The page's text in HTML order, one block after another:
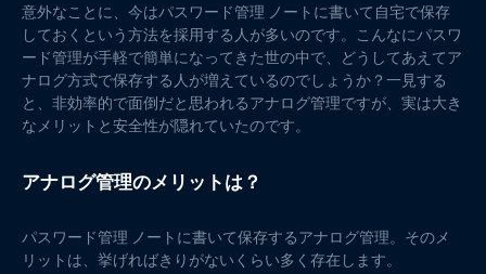
意外なことに、今はパスワード管理 ノートに書いて自宅で保存
しておくという方法を採用する人が多いのです。こんなにパスワ
ード管理が手軽で簡単になってきた世の中で、どうしてあえてア
ナログ方式で保存する人が増えているのでしょうか？一見する
と、非効率的で面倒だと思われるアナログ管理ですが、実は大き
なメリットと安全性が隠れていたのです。
アナログ管理のメリットは？
パスワード管理 ノートに書いて保存するアナログ管理。そのメ
リットは、挙げればきりがないくらい多く存在します。